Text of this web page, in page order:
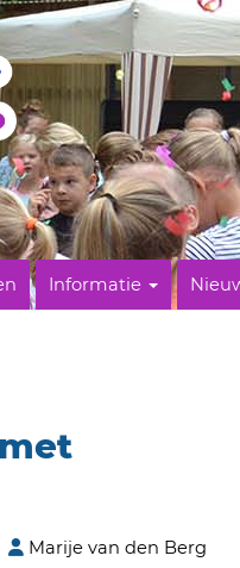
Informatie
Marije van den Berg